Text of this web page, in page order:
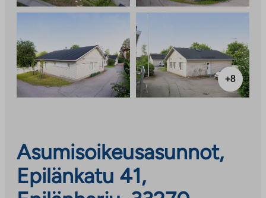
+8
Asumisoikeusasunnot,
Epilänkatu 41,